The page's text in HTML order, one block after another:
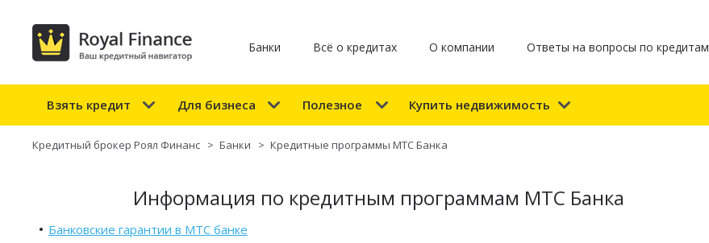
Банки Всё о кредитах О компании Ответы на вопросы по кредитам
Взять кредит Для бизнеса Полезное Купить недвижимость
Кредитный брокер Роял Финанс > Банки > Кредитные программы МТС Банка
Информация по кредитным программам МТС Банка
Банковские гарантии в МТС банке